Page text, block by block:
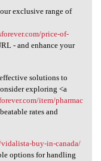
our
exclusive range of
price-of-
- and enhance your
solutions to
exploring <a
item/pharmac
rates and
buy-in-canada/
options for handling